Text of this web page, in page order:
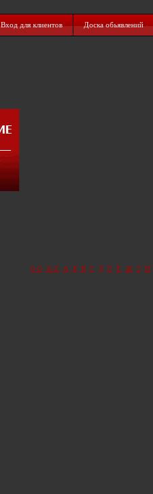
Вход для клиентов Доска обьявлений
0-9 A-Z А Б В Г Д Е Ё Ж З И